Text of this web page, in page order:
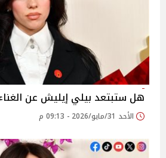
هل ستبتعد بيلي إيليش عن
الأحد 31/مايو/2026 - 09:13 م